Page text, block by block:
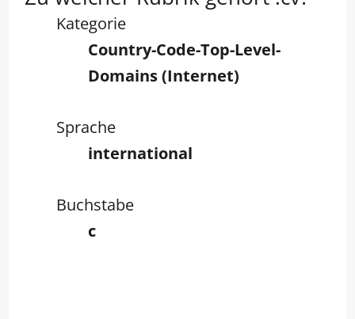
Kategorie
Country-Code-Top-Level-
Domains (Internet)
Sprache
international
Buchstabe
c